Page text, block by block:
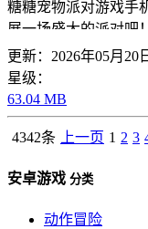
糖糖宠物派对游戏手
展一场盛大的派对吧
亮的搭配，选择喜欢
够尽情地探索，享受
更新：2026年05月20
星级：
63.04 MB
4342条 上一页 1 2 3
安卓游戏 分类
动作冒险